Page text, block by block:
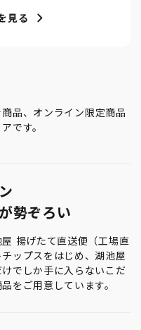
見る
品、オンライン限定商品
です。
勢ぞろい
揚げたて直送便（工場直
ップスをはじめ、湖池屋
でしか手に入らないこだ
をご用意しています。